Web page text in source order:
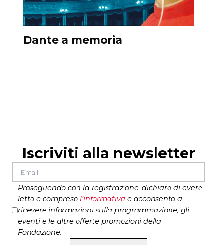
Dante a memoria
Iscriviti alla newsletter
Proseguendo con la registrazione, dichiaro di avere
letto e compreso l’informativa e acconsento a
ricevere informazioni sulla programmazione, gli
eventi e le altre offerte promozioni della
Fondazione.